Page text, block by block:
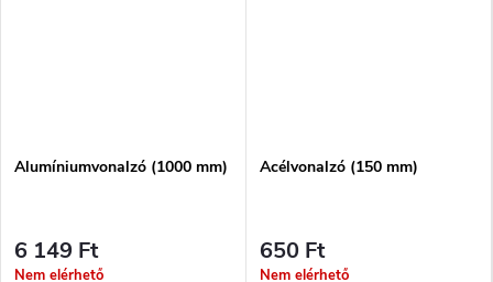
Alumíniumvonalzó (1000 mm)
6 149 Ft
Nem elérhető
Acélvonalzó (150 mm)
650 Ft
Nem elérhető